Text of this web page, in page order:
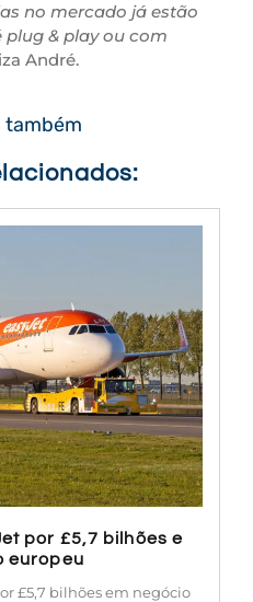
no mercado já estão
& play ou com
André.
também
por £5,7 bilhões e
europeu
£5,7 bilhões em negócio